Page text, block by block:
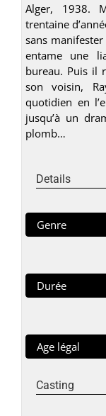
Alger, 1938.
trentaine
sans
entame une
bureau. Puis il
son voisin,
quotidien en
jusqu’à un
plomb…
Details
Genre
Durée
Age légal
Casting